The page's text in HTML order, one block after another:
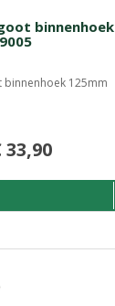
binnenhoek
binnenhoek 125mm
33,90